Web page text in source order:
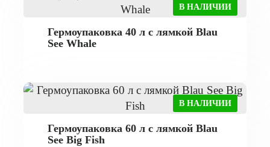
В НАЛИЧИИ
Гермоупаковка 40 л с лямкой Blau
See Whale
В НАЛИЧИИ
Гермоупаковка 60 л с лямкой Blau
See Big Fish